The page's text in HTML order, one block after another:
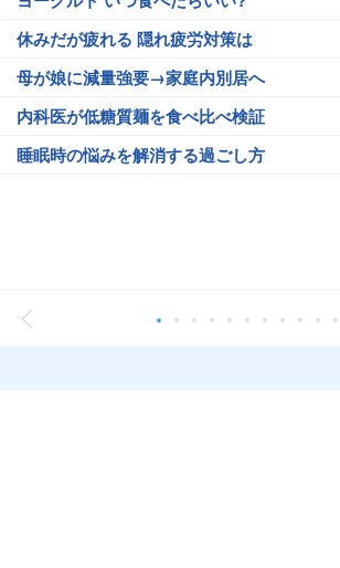
休みだが疲れる 隠れ疲労対策は
母が娘に減量強要→家庭内別居へ
内科医が低糖質麺を食べ比べ検証
睡眠時の悩みを解消する過ごし方